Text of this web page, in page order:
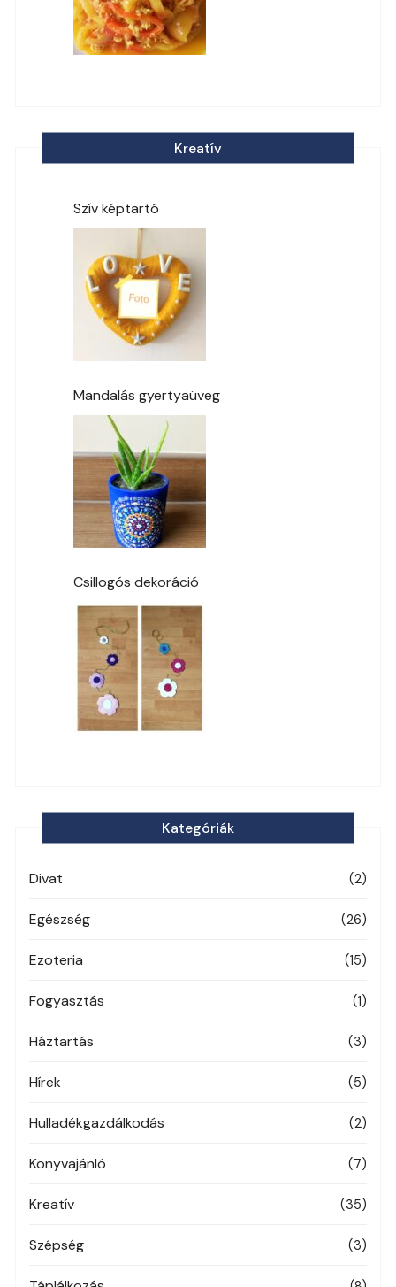
Kreatív
Szív képtartó
Mandalás gyertyaüveg
Csillogós dekoráció
Kategóriák
Divat (2)
Egészség (26)
Ezoteria (15)
Fogyasztás (1)
Háztartás (3)
Hírek (5)
Hulladékgazdálkodás (2)
Könyvajánló (7)
Kreatív (35)
Szépség (3)